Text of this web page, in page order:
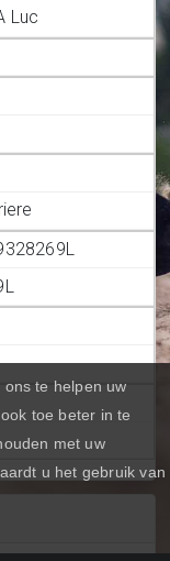
Luc
te helpen uw
toe beter in te
met uw
u het gebruik van